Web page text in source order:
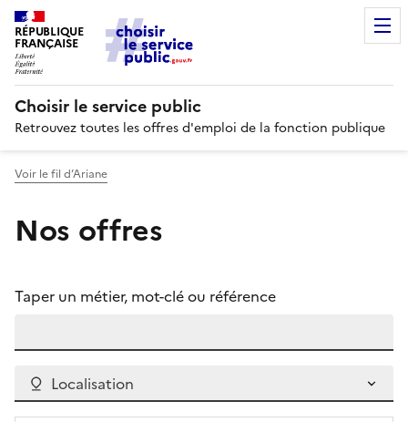
RÉPUBLIQUE
FRANÇAISE
Choisir le service public
Retrouvez toutes les offres d'emploi de la fonction publique
Voir le fil d’Ariane
Nos offres
Taper un métier, mot-clé ou référence
Localisation